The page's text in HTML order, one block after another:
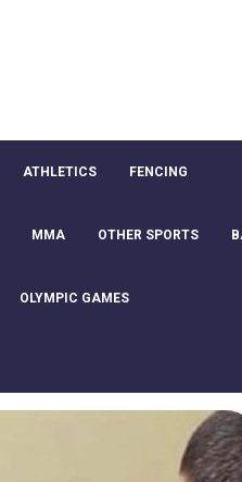
ATHLETICS FENCING
MMA OTHER SPORTS
OLYMPIC GAMES